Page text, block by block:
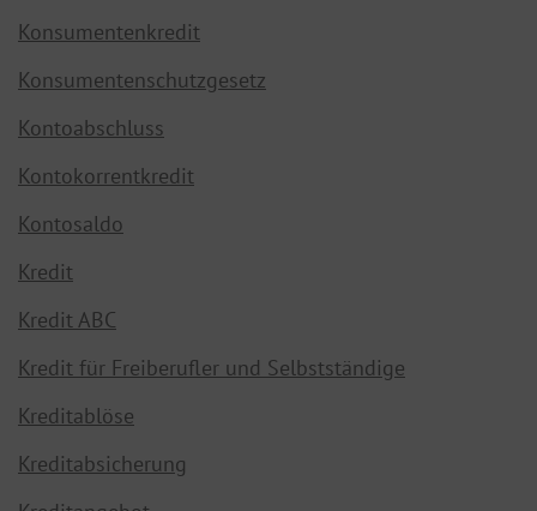
Konsumentenkredit
Konsumentenschutzgesetz
Kontoabschluss
Kontokorrentkredit
Kontosaldo
Kredit
Kredit ABC
Kredit für Freiberufler und Selbstständige
Kreditablöse
Kreditabsicherung